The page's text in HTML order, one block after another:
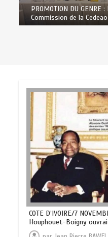
PROMOTION DU GENRE
Commission de la
COTE D’IVOIRE/7
Houphouët-Boigny